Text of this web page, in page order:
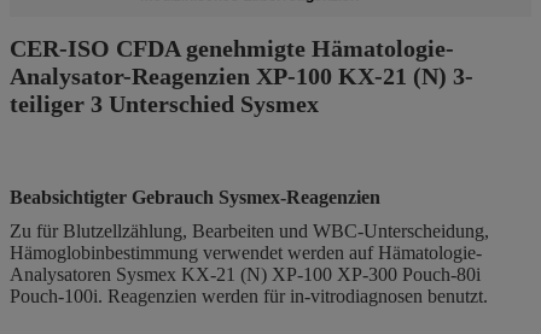
CER-ISO CFDA genehmigte Hämatologie-
Analysator-Reagenzien XP-100 KX-21 (N) 3-
teiliger 3 Unterschied Sysmex
Beabsichtigter Gebrauch Sysmex-Reagenzien
Zu für Blutzellzählung, Bearbeiten und WBC-Unterscheidung,
Hämoglobinbestimmung verwendet werden auf Hämatologie-
Analysatoren Sysmex KX-21 (N) XP-100 XP-300 Pouch-80i
Pouch-100i. Reagenzien werden für in-vitrodiagnosen benutzt.